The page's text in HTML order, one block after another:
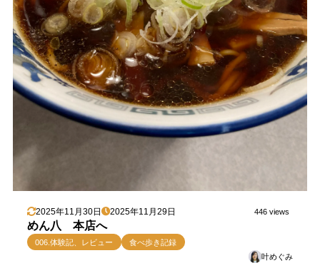
2025年11月30日 2025年11月29日 446 views
めん八 本店へ
006.体験記、レビュー
食べ歩き記録
叶めぐみ